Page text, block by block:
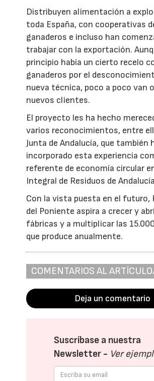
Distribuyen alimentación a
toda España, con cooperativas
ganaderos e incluso han
trabajar con la exportación.
principio había un cierto recelo
ganaderos por el
nueva técnica, poco a poco van
nuevos clientes.
El proyecto les ha hecho
varios reconocimientos, entre
Junta de Andalucía, que también
incorporado esta experiencia
referente de economía circular
Integral de Residuos de
Con la vista puesta en el futuro,
del Poniente aspira a crecer y
fábricas y a multiplicar las
que produce anualmente.
COMENTARIOS AL
Deja un comentario
Suscríbase a nuestra
Newsletter - Ver